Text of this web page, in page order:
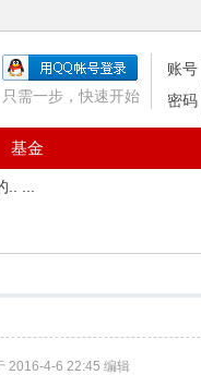
账号
密码
只需一步，快速开始
基金
...
2016-4-6 22:45 编辑